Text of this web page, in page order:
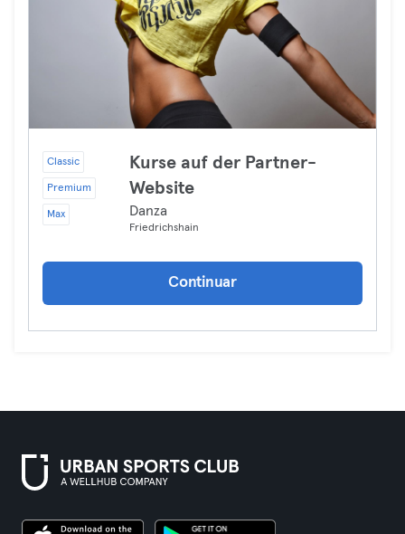
Classic
Premium
Max
Kurse auf der Partner-
Website
Danza
Friedrichshain
Continuar